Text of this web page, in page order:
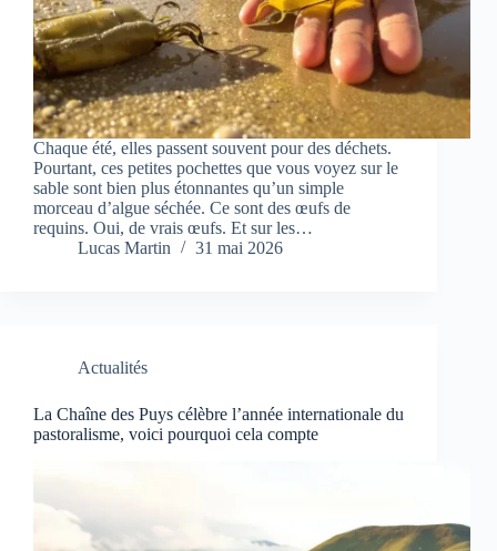
Chaque été, elles passent souvent pour des déchets.
Pourtant, ces petites pochettes que vous voyez sur le
sable sont bien plus étonnantes qu’un simple
morceau d’algue séchée. Ce sont des œufs de
requins. Oui, de vrais œufs. Et sur les…
Lucas Martin
31 mai 2026
Actualités
La Chaîne des Puys célèbre l’année internationale du
pastoralisme, voici pourquoi cela compte